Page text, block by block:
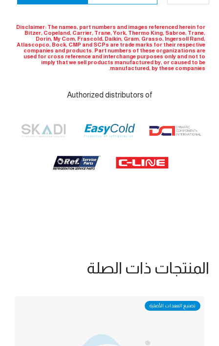
Disclaimer: The names, part numbers and images referenced herein for
Bitzer, Copeland, Carrier, Trane, York, Thermo King, Sabroe, Trane,
Dorin, My Com, Frascold, Daikin, Gram, Grasso, Ingersoll Rand,
Atlascopco, Bock, CMP and SCPs are trade marks for their respective
companies and products. Part numbers of these organizations are
used for cross reference and interchange purposes only and not to
imply that we sell products manufactured by, or caused to be
manufactured, by these companies.
Authorized distributors of
المنتجات ذات الصلة
تصنيع المعدات الأصلية